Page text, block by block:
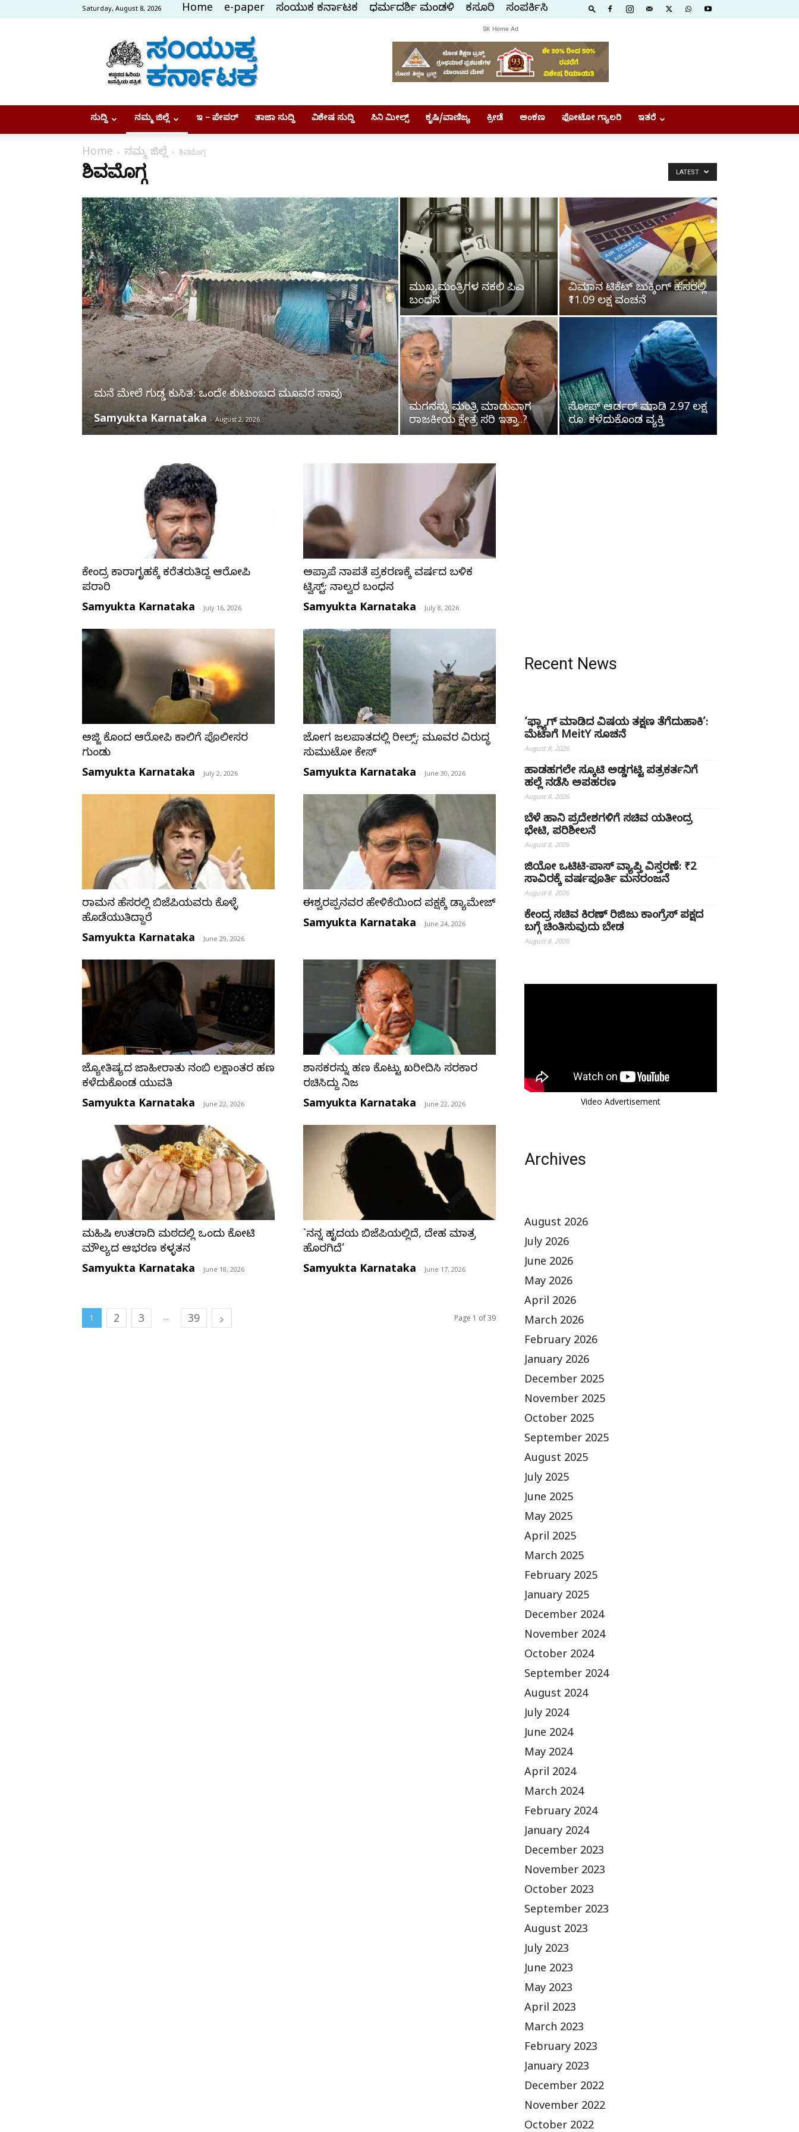
Saturday, August 8, 2026 Home e-paper ಸಂಯುಕ್ತ ಕರ್ನಾಟಕ ಧರ್ಮದರ್ಶಿ ಮಂಡಳಿ ಕಸ್ತೂರಿ ಸಂಪರ್ಕಿಸಿ
Samyukta
Karnataka
SK Home Ad
ಸುದ್ದಿ ನಮ್ಮ ಜಿಲ್ಲೆ ಇ – ಪೇಪರ್ ತಾಜಾ ಸುದ್ದಿ ವಿಶೇಷ ಸುದ್ದಿ ಸಿನಿ ಮೀಲ್ಸ್ ಕೃಷಿ/ವಾಣಿಜ್ಯ ಕ್ರೀಡೆ ಅಂಕಣ ಫೋಟೋ ಗ್ಯಾಲರಿ ಇತರೆ
Home ನಮ್ಮ ಜಿಲ್ಲೆ ಶಿವಮೊಗ್ಗ
ಶಿವಮೊಗ್ಗ LATEST
ಮನೆ ಮೇಲೆ ಗುಡ್ಡ ಕುಸಿತ: ಒಂದೇ ಕುಟುಂಬದ ಮೂವರ ಸಾವು
Samyukta Karnataka - August 2, 2026
ಮುಖ್ಯಮಂತ್ರಿಗಳ ನಕಲಿ ಪಿಎ
ಬಂಧನ
ವಿಮಾನ ಟಿಕೆಟ್ ಬುಕ್ಕಿಂಗ್ ಹೆಸರಲ್ಲಿ
₹11.09 ಲಕ್ಷ ವಂಚನೆ
ಮಗನನ್ನು ಮಂತ್ರಿ ಮಾಡುವಾಗ
ರಾಜಕೀಯ ಕ್ಷೇತ್ರ ಸರಿ ಇತ್ತಾ..?
ಸೋಪ್‌ ಆರ್ಡರ್‌ ಮಾಡಿ 2.97 ಲಕ್ಷ
ರೂ. ಕಳೆದುಕೊಂಡ ವ್ಯಕ್ತಿ
ಕೇಂದ್ರ ಕಾರಾಗೃಹಕ್ಕೆ ಕರೆತರುತ್ತಿದ್ದ ಆರೋಪಿ
ಪರಾರಿ
Samyukta Karnataka - July 16, 2026
ಅಪ್ರಾಪ್ತೆ ನಾಪತ್ತೆ ಪ್ರಕರಣಕ್ಕೆ ವರ್ಷದ ಬಳಿಕ
ಟ್ವಿಸ್ಟ್: ನಾಲ್ವರ ಬಂಧನ
Samyukta Karnataka - July 8, 2026
ಅಜ್ಜಿ ಕೊಂದ ಆರೋಪಿ ಕಾಲಿಗೆ ಪೊಲೀಸರ
ಗುಂಡು
Samyukta Karnataka - July 2, 2026
ಜೋಗ ಜಲಪಾತದಲ್ಲಿ ರೀಲ್ಸ್: ಮೂವರ ವಿರುದ್ಧ
ಸುಮುಟೋ ಕೇಸ್
Samyukta Karnataka - June 30, 2026
ರಾಮನ ಹೆಸರಲ್ಲಿ ಬಿಜೆಪಿಯವರು ಕೊಳ್ಳೆ
ಹೊಡೆಯುತ್ತಿದ್ದಾರೆ
Samyukta Karnataka - June 29, 2026
ಈಶ್ವರಪ್ಪನವರ ಹೇಳಿಕೆಯಿಂದ ಪಕ್ಷಕ್ಕೆ ಡ್ಯಾಮೇಜ್
Samyukta Karnataka - June 24, 2026
ಜ್ಯೋತಿಷ್ಯದ ಜಾಹೀರಾತು ನಂಬಿ ಲಕ್ಷಾಂತರ ಹಣ
ಕಳೆದುಕೊಂಡ ಯುವತಿ
Samyukta Karnataka - June 22, 2026
ಶಾಸಕರನ್ನು ಹಣ ಕೊಟ್ಟು ಖರೀದಿಸಿ ಸರಕಾರ
ರಚಿಸಿದ್ದು ನಿಜ
Samyukta Karnataka - June 22, 2026
ಮಹಿಷಿ ಉತ್ತರಾದಿ ಮಠದಲ್ಲಿ ಒಂದು ಕೋಟಿ
ಮೌಲ್ಯದ ಆಭರಣ ಕಳ್ಳತನ
Samyukta Karnataka - June 18, 2026
`ನನ್ನ ಹೃದಯ ಬಿಜೆಪಿಯಲ್ಲಿದೆ, ದೇಹ ಮಾತ್ರ
ಹೊರಗಿದೆ’
Samyukta Karnataka - June 17, 2026
1 2 3 ... 39 Page 1 of 39
Recent News
‘ಫ್ಲ್ಯಾಗ್ ಮಾಡಿದ ವಿಷಯ ತಕ್ಷಣ ತೆಗೆದುಹಾಕಿ’:
ಮೆಟಾಗೆ MeitY ಸೂಚನೆ
August 8, 2026
ಹಾಡಹಗಲೇ ಸ್ಕೂಟಿ ಅಡ್ಡಗಟ್ಟಿ ಪತ್ರಕರ್ತನಿಗೆ
ಹಲ್ಲೆ ನಡೆಸಿ ಅಪಹರಣ
August 8, 2026
ಬೆಳೆ ಹಾನಿ ಪ್ರದೇಶಗಳಿಗೆ ಸಚಿವ ಯತೀಂದ್ರ
ಭೇಟಿ, ಪರಿಶೀಲನೆ
August 8, 2026
ಜಿಯೋ ಒಟಿಟಿ-ಪಾಸ್ ವ್ಯಾಪ್ತಿ ವಿಸ್ತರಣೆ: ₹2
ಸಾವಿರಕ್ಕೆ ವರ್ಷಪೂರ್ತಿ ಮನರಂಜನೆ
August 8, 2026
ಕೇಂದ್ರ ಸಚಿವ ಕಿರಣ್ ರಿಜಿಜು ಕಾಂಗ್ರೆಸ್ ಪಕ್ಷದ
ಬಗ್ಗೆ ಚಿಂತಿಸುವುದು ಬೇಡ
August 8, 2026
Video Advertisement
Archives
August 2026
July 2026
June 2026
May 2026
April 2026
March 2026
February 2026
January 2026
December 2025
November 2025
October 2025
September 2025
August 2025
July 2025
June 2025
May 2025
April 2025
March 2025
February 2025
January 2025
December 2024
November 2024
October 2024
September 2024
August 2024
July 2024
June 2024
May 2024
April 2024
March 2024
February 2024
January 2024
December 2023
November 2023
October 2023
September 2023
August 2023
July 2023
June 2023
May 2023
April 2023
March 2023
February 2023
January 2023
December 2022
November 2022
October 2022